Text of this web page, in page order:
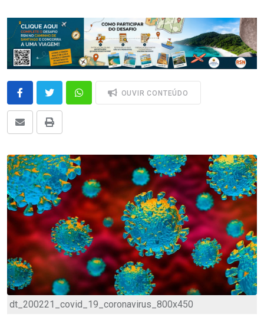
OUVIR CONTEÚDO
dt_200221_covid_19_coronavirus_800x450